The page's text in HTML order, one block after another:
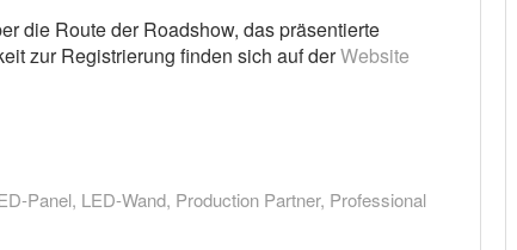
die Route der Roadshow, das präsentierte
zur Registrierung finden sich auf derWebsite
Panel, LED-Wand, Production Partner, Professional